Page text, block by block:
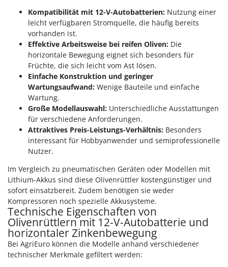
Kompatibilität mit 12-V-Autobatterien: Nutzung einer
leicht verfügbaren Stromquelle, die häufig bereits
vorhanden ist.
Effektive Arbeitsweise bei reifen Oliven: Die
horizontale Bewegung eignet sich besonders für
Früchte, die sich leicht vom Ast lösen.
Einfache Konstruktion und geringer
Wartungsaufwand: Wenige Bauteile und einfache
Wartung.
Große Modellauswahl: Unterschiedliche Ausstattungen
für verschiedene Anforderungen.
Attraktives Preis-Leistungs-Verhältnis: Besonders
interessant für Hobbyanwender und semiprofessionelle
Nutzer.
Im Vergleich zu pneumatischen Geräten oder Modellen mit
Lithium-Akkus sind diese Olivenrüttler kostengünstiger und
sofort einsatzbereit. Zudem benötigen sie weder
Kompressoren noch spezielle Akkusysteme.
Technische Eigenschaften von
Olivenrüttlern mit 12-V-Autobatterie und
horizontaler Zinkenbewegung
Bei AgriEuro können die Modelle anhand verschiedener
technischer Merkmale gefiltert werden: